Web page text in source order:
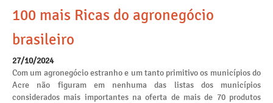
100 mais Ricas do agronegócio
brasileiro
27/10/2024
Com um agronegócio estranho e um tanto primitivo os municípios do
Acre não figuram em nenhuma das listas dos municípios
considerados mais importantes na oferta de mais de 70 produtos